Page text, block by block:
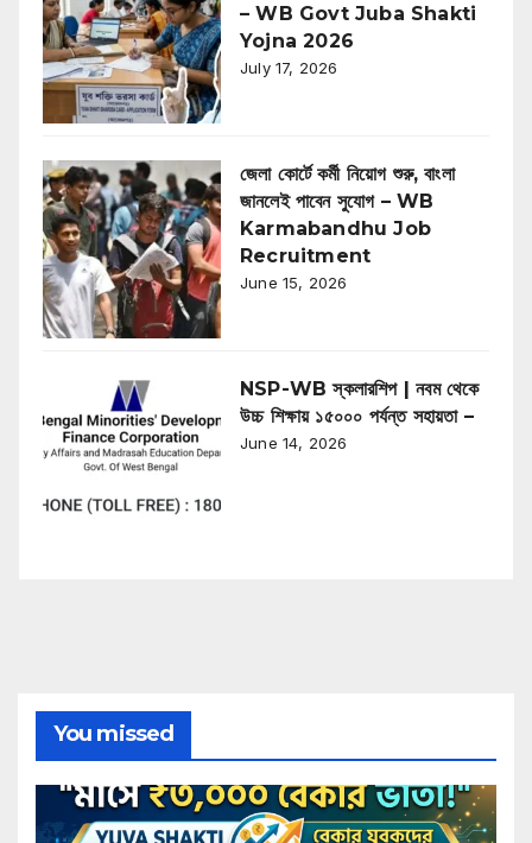
– WB Govt Juba Shakti
Yojna 2026
July 17, 2026
জেলা কোর্টে কর্মী নিয়োগ শুরু, বাংলা
জানলেই পাবেন সুযোগ – WB
Karmabandhu Job
Recruitment
June 15, 2026
NSP-WB স্কলারশিপ | নবম থেকে
উচ্চ শিক্ষায় ১৫০০০ পর্যন্ত সহায়তা –
June 14, 2026
You missed